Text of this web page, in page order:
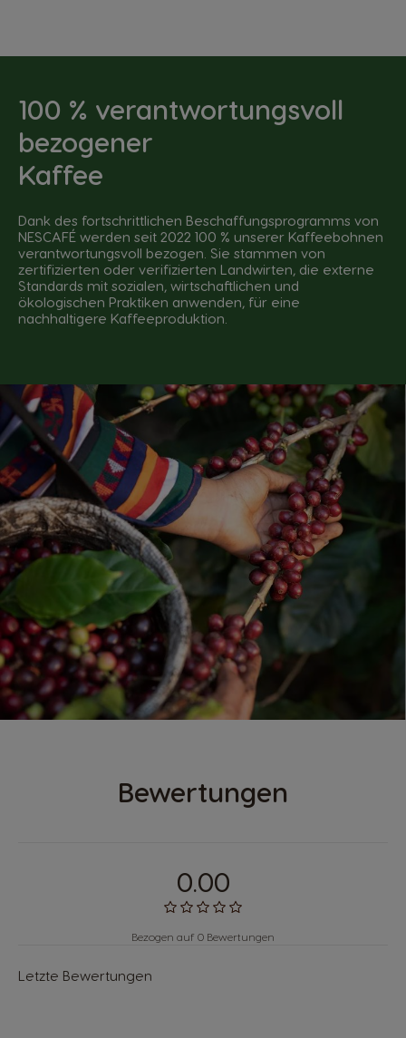
100 % verantwortungsvoll
bezogener
Kaffee
Dank des fortschrittlichen Beschaffungsprogramms von
NESCAFÉ werden seit 2022 100 % unserer Kaffeebohnen
verantwortungsvoll bezogen. Sie stammen von
zertifizierten oder verifizierten Landwirten, die externe
Standards mit sozialen, wirtschaftlichen und
ökologischen Praktiken anwenden, für eine
nachhaltigere Kaffeeproduktion.
Bewertungen
0.00
Bezogen auf 0 Bewertungen
Letzte Bewertungen